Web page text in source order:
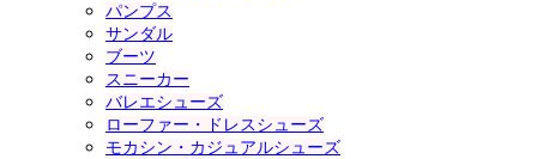
パンプス
サンダル
ブーツ
スニーカー
バレエシューズ
ローファー・ドレスシューズ
モカシン・カジュアルシューズ